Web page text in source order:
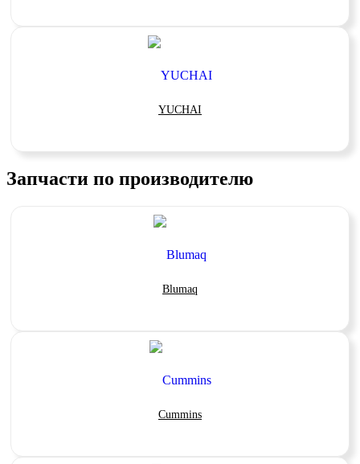
YUCHAI
Запчасти по производителю
Blumaq
Cummins